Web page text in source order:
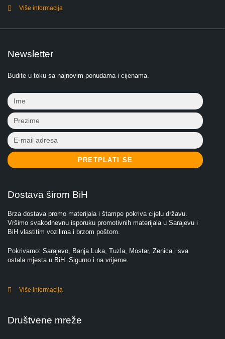
Više informacija
Newsletter
Budite u toku sa najnovim ponudama i cijenama.
PRETPLATI SE
Dostava širom BiH
Brza dostava promo materijala i štampe pokriva cijelu državu.
Vršimo svakodnevnu isporuku promotivnih materijala u Sarajevu i
BiH vlastitim vozilima i brzom poštom.
Pokrivamo: Sarajevo, Banja Luka, Tuzla, Mostar, Zenica i sva
ostala mjesta u BiH. Sigurno i na vrijeme.
Više informacija
Društvene mreže